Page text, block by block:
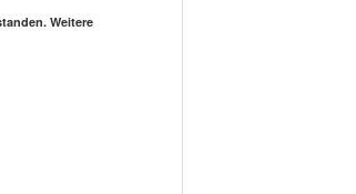
Weitere